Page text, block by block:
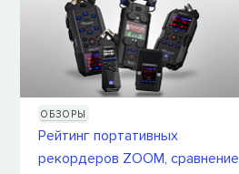
ОБЗОРЫ
Рейтинг портативных
рекордеров ZOOM, сравнение